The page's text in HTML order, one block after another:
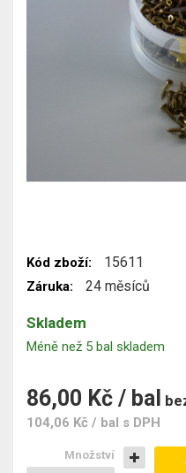
Kód zboží: 15611
Záruka: 24 měsíců
Skladem
Méně než 5 bal skladem
86,00 Kč / bal
104,06 Kč / bal s DPH
Množství